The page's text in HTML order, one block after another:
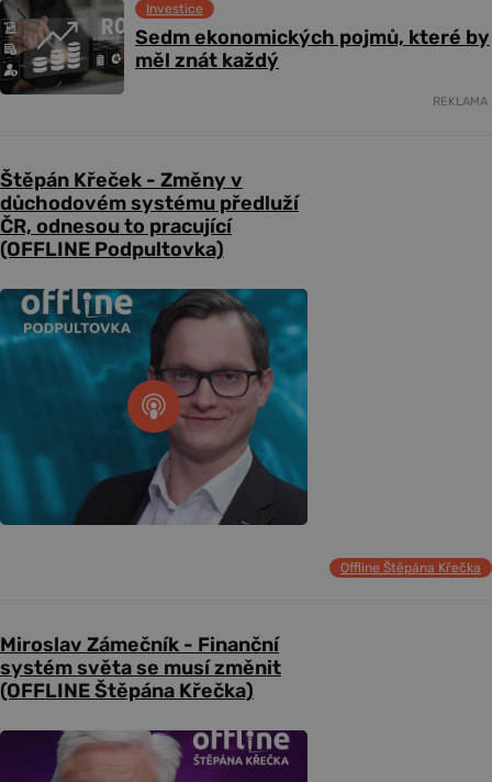
Sedm ekonomických pojmů, které by
měl znát každý
Investice
REKLAMA
Štěpán Křeček - Změny v
důchodovém systému předluží
ČR, odnesou to pracující
(OFFLINE Podpultovka)
Offline Štěpána Křečka
Miroslav Zámečník - Finanční
systém světa se musí změnit
(OFFLINE Štěpána Křečka)